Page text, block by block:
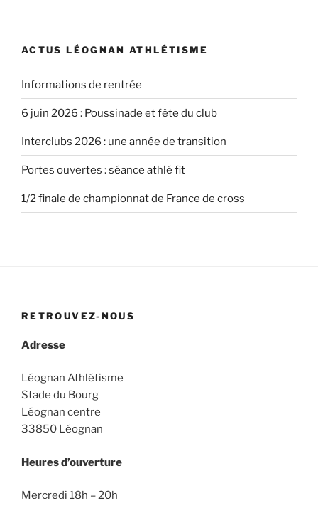
ACTUS LÉOGNAN ATHLÉTISME
Informations de rentrée
6 juin 2026 : Poussinade et fête du club
Interclubs 2026 : une année de transition
Portes ouvertes : séance athlé fit
1/2 finale de championnat de France de cross
RETROUVEZ-NOUS
Adresse
Léognan Athlétisme
Stade du Bourg
Léognan centre
33850 Léognan
Heures d’ouverture
Mercredi 18h – 20h